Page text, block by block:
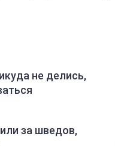
не делись,
за шведов,